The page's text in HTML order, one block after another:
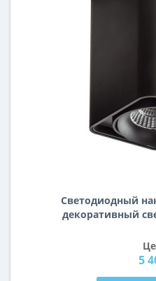
Светодиодный
декоративный
5